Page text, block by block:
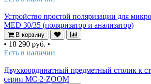
Устройство простой поляризации для
MED 30/35 (поляризатор и анализатор)
В корзину
• 18 290 руб. •
Есть в наличии
Двухкоординатный предметный столик к
серии MC-2-ZOOM